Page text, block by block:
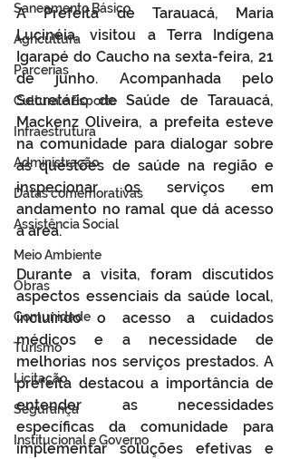
Saneamento Básico
Agricultura
Parcerias
Cultura e Esporte
Infraestrutura
Administração
Datas comemorativas
Assistência Social
Meio Ambiente
Obras
Comunidade
Turismo
Licitação
Segurança
Institucional e Governo
A Prefeita de Tarauacá, Maria
Lucinéia, visitou a Terra Indígena
Igarapé do Caucho na sexta-feira, 21
de junho. Acompanhada pelo
Secretário de Saúde de Tarauacá,
Mackenz Oliveira, a prefeita esteve
na comunidade para dialogar sobre
as questões de saúde na região e
inspecionar os serviços em
andamento no ramal que dá acesso
à área.
Durante a visita, foram discutidos
aspectos essenciais da saúde local,
incluindo o acesso a cuidados
médicos e a necessidade de
melhorias nos serviços prestados. A
prefeita destacou a importância de
entender as necessidades
específicas da comunidade para
implementar soluções efetivas e